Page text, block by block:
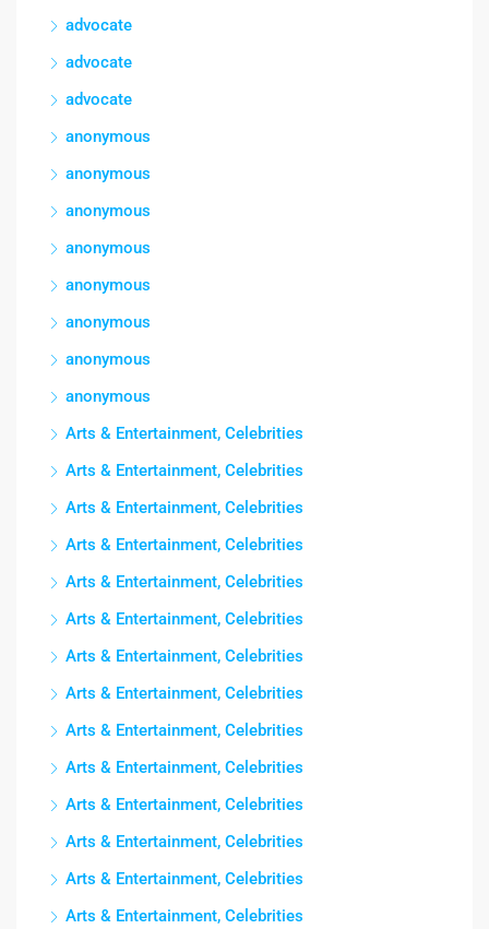
advocate
advocate
advocate
anonymous
anonymous
anonymous
anonymous
anonymous
anonymous
anonymous
anonymous
Arts & Entertainment, Celebrities
Arts & Entertainment, Celebrities
Arts & Entertainment, Celebrities
Arts & Entertainment, Celebrities
Arts & Entertainment, Celebrities
Arts & Entertainment, Celebrities
Arts & Entertainment, Celebrities
Arts & Entertainment, Celebrities
Arts & Entertainment, Celebrities
Arts & Entertainment, Celebrities
Arts & Entertainment, Celebrities
Arts & Entertainment, Celebrities
Arts & Entertainment, Celebrities
Arts & Entertainment, Celebrities